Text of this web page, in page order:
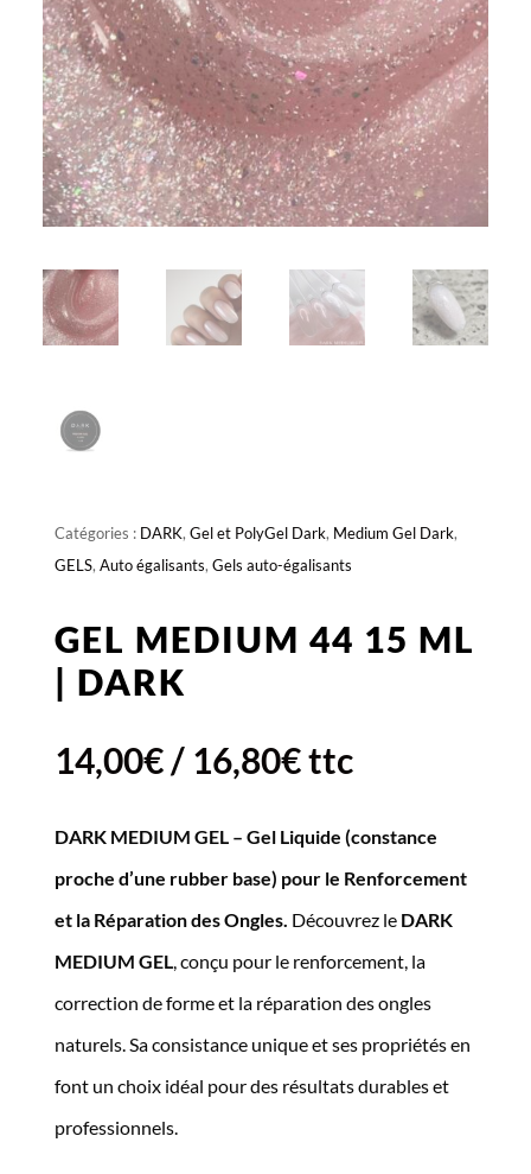
Catégories : DARK, Gel et PolyGel Dark, Medium Gel Dark,
GELS, Auto égalisants, Gels auto-égalisants
GEL MEDIUM 44 15 ML
| DARK
14,00€/ 16,80€ttc
DARK MEDIUM GEL – Gel Liquide (constance
proche d’une rubber base) pour le Renforcement
et la Réparation des Ongles. Découvrez le DARK
MEDIUM GEL , conçu pour le renforcement, la
correction de forme et la réparation des ongles
naturels. Sa consistance unique et ses propriétés en
font un choix idéal pour des résultats durables et
professionnels.